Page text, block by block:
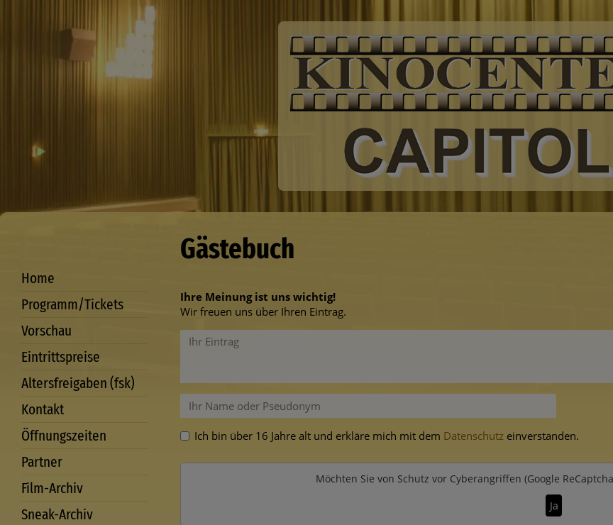
Home
Programm/Tickets
Vorschau
Eintrittspreise
Altersfreigaben (fsk)
Kontakt
Öffnungszeiten
Partner
Film-Archiv
Sneak-Archiv
Gästebuch
Ihre Meinung ist uns wichtig!
Wir freuen uns über Ihren Eintrag.
Ich bin über 16 Jahre alt und erkläre mich mit dem Datenschutz einverstanden.
Möchten Sie von Schutz vor Cyberangriffen (Google
Ja